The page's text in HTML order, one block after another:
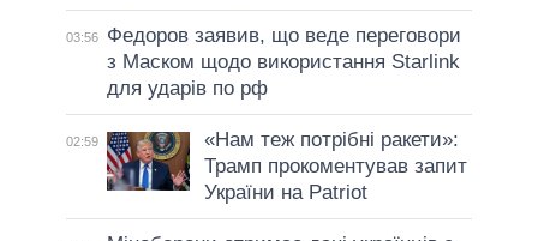
03:56
Федоров заявив, що веде переговори
з Маском щодо використання Starlink
для ударів по рф
02:59
«Нам теж потрібні ракети»:
Трамп прокоментував запит
України на Patriot